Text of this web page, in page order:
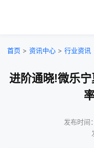
首页 > 资讯中心 > 行业资讯
进阶通晓!微乐
发布时间